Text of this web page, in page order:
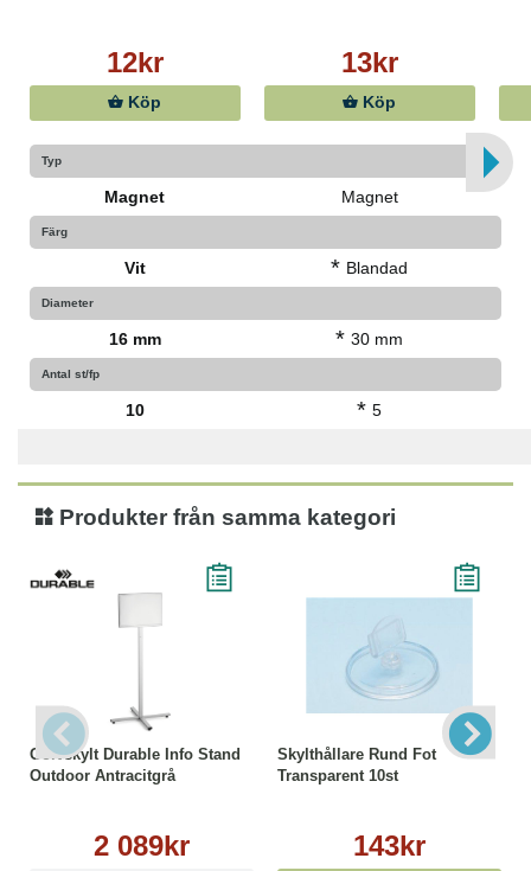
12kr
Köp
13kr
Köp
Typ
Magnet Magnet
Färg
Vit * Blandad
Diameter
16 mm * 30 mm
Antal st/fp
10 * 5
Produkter från samma kategori
Golvskylt Durable Info Stand
Outdoor Antracitgrå
2 089kr
Skylthållare Rund Fot
Transparent 10st
143kr